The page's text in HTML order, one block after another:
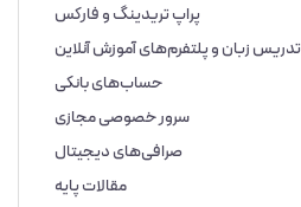
پراپ تریدینگ و فارکس
تدریس زبان و پلتفرم‌های آموزش آنلاین
حساب‌های بانکی
سرور خصوصی مجازی
صرافی‌های دیجیتال
مقالات پایه